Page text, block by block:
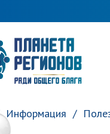
Информация